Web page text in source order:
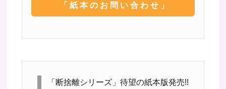
「紙本のお問い合わせ」
「断捨離シリーズ」待望の紙本版発売!!